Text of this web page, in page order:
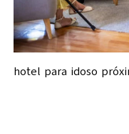
hotel para idoso